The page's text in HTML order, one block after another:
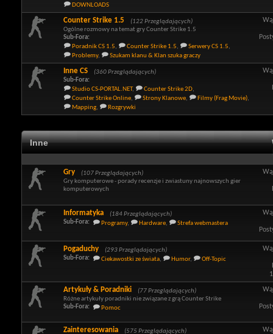
DOWNLOADS
Counter Strike 1.5
(122 Przeglądających)
Ogólne rozmowy na temat gry Counter Strike 1.5
Sub-Fora:
Poradnik CS 1.5, Counter Strike 1.5, Serwery CS 1.5,
Problemy, Szukam klanu & Klan szuka graczy
Inne CS
(360 Przeglądających)
Sub-Fora:
Studio CS-PORTAL.NET, Counter Strike 2D,
Counter Strike Online, Strony Klanowe, Filmy (Frag Movie),
Mapping, Rozgrywki
Inne
Gry
(107 Przeglądających)
Gry komputerowe - porady recenzje i zwiastuny najnowszych gier
komputerowych
Informatyka
(184 Przeglądających)
Sub-Fora:
Programy, Hardware, Strefa webmastera
Pogaduchy
(293 Przeglądających)
Sub-Fora:
Ciekawostki ze świata, Humor, Off-Topic
Artykuły & Poradniki
(77 Przeglądających)
Różne artykuły poradniki nie związane z grą Counter Strike
Sub-Fora:
Pomoc
Zainteresowania
(575 Przeglądających)